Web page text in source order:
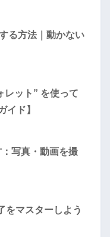
る方法｜動かない
レット” を使って
イド】
写真・動画を撮
をマスターしよう